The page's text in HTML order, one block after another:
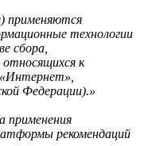
применяются
технологии
сбора,
относящихся к
Федерации).»
применения
рекомендаций